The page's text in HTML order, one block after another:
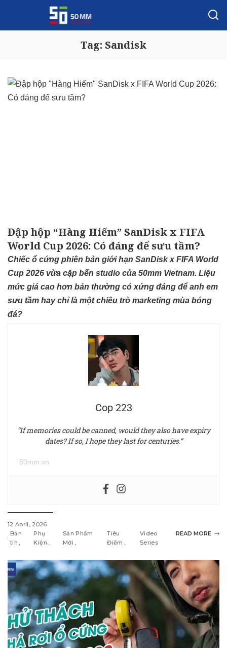
Tag: Sandisk
Đập hộp “Hàng Hiếm” SanDisk x FIFA
World Cup 2026: Có đáng để sưu tầm?
Chiếc ổ cứng phiên bản giới hạn SanDisk x FIFA World
Cup 2026 vừa cập bến studio của 50mm Vietnam. Liệu
mức giá cao hơn bản thường có xứng đáng để anh em
sưu tầm hay chỉ là một chiêu trò marketing mùa bóng
đá?
Cop 223
“If memories could be canned, would they also have expiry
dates? If so, I hope they last for centuries.”
50mm.vn
12 April, 2026
Bản
tin
Phụ
Kiện
Sản Phẩm
Mới
Tiêu
Điểm
Video
Series
READ MORE